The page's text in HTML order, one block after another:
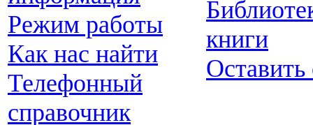
Режим работы
Как нас найти
Телефонный
справочник
книги
Оставить